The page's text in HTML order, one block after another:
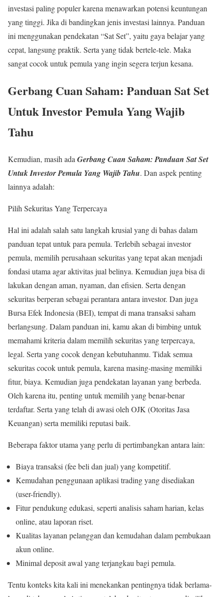
investasi paling populer karena menawarkan potensi keuntungan
yang tinggi. Jika di bandingkan jenis investasi lainnya. Panduan
ini menggunakan pendekatan “Sat Set”, yaitu gaya belajar yang
cepat, langsung praktik. Serta yang tidak bertele-tele. Maka
sangat cocok untuk pemula yang ingin segera terjun kesana.
Gerbang Cuan Saham: Panduan Sat Set
Untuk Investor Pemula Yang Wajib
Tahu
Kemudian, masih ada Gerbang Cuan Saham: Panduan Sat Set
Untuk Investor Pemula Yang Wajib Tahu. Dan aspek penting
lainnya adalah:
Pilih Sekuritas Yang Terpercaya
Hal ini adalah salah satu langkah krusial yang di bahas dalam
panduan tepat untuk para pemula. Terlebih sebagai investor
pemula, memilih perusahaan sekuritas yang tepat akan menjadi
fondasi utama agar aktivitas jual belinya. Kemudian juga bisa di
lakukan dengan aman, nyaman, dan efisien. Serta dengan
sekuritas berperan sebagai perantara antara investor. Dan juga
Bursa Efek Indonesia (BEI), tempat di mana transaksi saham
berlangsung. Dalam panduan ini, kamu akan di bimbing untuk
memahami kriteria dalam memilih sekuritas yang terpercaya,
legal. Serta yang cocok dengan kebutuhanmu. Tidak semua
sekuritas cocok untuk pemula, karena masing-masing memiliki
fitur, biaya. Kemudian juga pendekatan layanan yang berbeda.
Oleh karena itu, penting untuk memilih yang benar-benar
terdaftar. Serta yang telah di awasi oleh OJK (Otoritas Jasa
Keuangan) serta memiliki reputasi baik.
Beberapa faktor utama yang perlu di pertimbangkan antara lain:
Biaya transaksi (fee beli dan jual) yang kompetitif.
Kemudahan penggunaan aplikasi trading yang disediakan
(user-friendly).
Fitur pendukung edukasi, seperti analisis saham harian, kelas
online, atau laporan riset.
Kualitas layanan pelanggan dan kemudahan dalam pembukaan
akun online.
Minimal deposit awal yang terjangkau bagi pemula.
Tentu konteks kita kali ini menekankan pentingnya tidak berlama-